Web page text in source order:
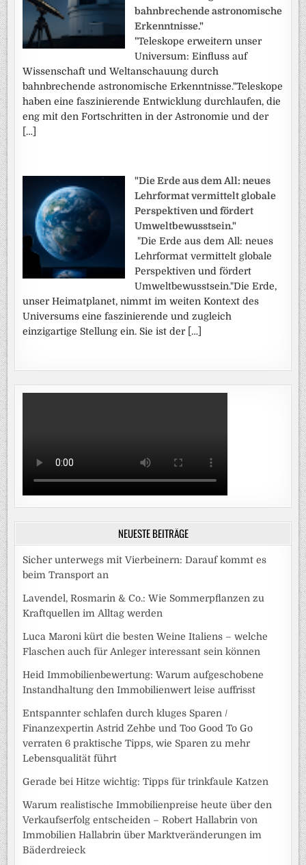
bahnbrechende astronomische
Erkenntnisse."
"Teleskope erweitern unser
Universum: Einfluss auf
Wissenschaft und Weltanschauung durch
bahnbrechende astronomische Erkenntnisse."Teleskope
haben eine faszinierende Entwicklung durchlaufen, die
eng mit den Fortschritten in der Astronomie und der
[…]
"Die Erde aus dem All: neues
Lehrformat vermittelt globale
Perspektiven und fördert
Umweltbewusstsein."
"Die Erde aus dem All: neues
Lehrformat vermittelt globale
Perspektiven und fördert
Umweltbewusstsein."Die Erde,
unser Heimatplanet, nimmt im weiten Kontext des
Universums eine faszinierende und zugleich
einzigartige Stellung ein. Sie ist der […]
NEUESTE BEITRÄGE
Sicher unterwegs mit Vierbeinern: Darauf kommt es
beim Transport an
Lavendel, Rosmarin & Co.: Wie Sommerpflanzen zu
Kraftquellen im Alltag werden
Luca Maroni kürt die besten Weine Italiens – welche
Flaschen auch für Anleger interessant sein können
Heid Immobilienbewertung: Warum aufgeschobene
Instandhaltung den Immobilienwert leise auffrisst
Entspannter schlafen durch kluges Sparen /
Finanzexpertin Astrid Zehbe und Too Good To Go
verraten 6 praktische Tipps, wie Sparen zu mehr
Lebensqualität führt
Gerade bei Hitze wichtig: Tipps für trinkfaule Katzen
Warum realistische Immobilienpreise heute über den
Verkaufserfolg entscheiden – Robert Hallabrin von
Immobilien Hallabrin über Marktveränderungen im
Bäderdreieck